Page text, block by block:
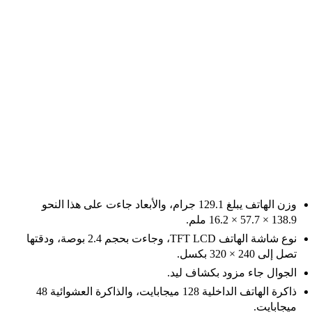
وزن الهاتف يبلغ 129.1 جرام، والأبعاد جاءت على هذا النحو
138.9 × 57.7 × 16.2 ملم.
نوع شاشة الهاتف TFT LCD، وجاءت بحجم 2.4 بوصة، ودقتها
تصل إلى 240 × 320 بكسل.
الجوال جاء مزود بكشاف ليد.
ذاكرة الهاتف الداخلية 128 ميجابايت، والذاكرة العشوائية 48
ميجابايت.